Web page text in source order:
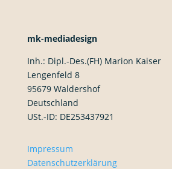
mk-mediadesign
Inh.: Dipl.-Des.(FH) Marion Kaiser
Lengenfeld 8
95679 Waldershof
Deutschland
USt.-ID: DE253437921
Impressum
Datenschutzerklärung